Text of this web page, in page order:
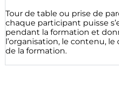
Tour de table ou prise de
chaque participant puisse
pendant la formation et
l’organisation, le contenu,
de la formation.